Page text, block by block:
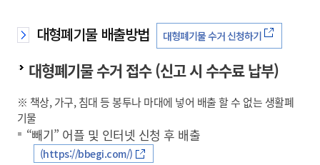
도
시
군
산
대형폐기물 배출방법 대형폐기물 수거 신청하기
대형폐기물 수거 접수 (신고 시 수수료 납부)
※ 책상, 가구, 침대 등 봉투나 마대에 넣어 배출 할 수 없는 생활폐
기물
“빼기” 어플 및 인터넷 신청 후 배출
(https://bbegi.com/)